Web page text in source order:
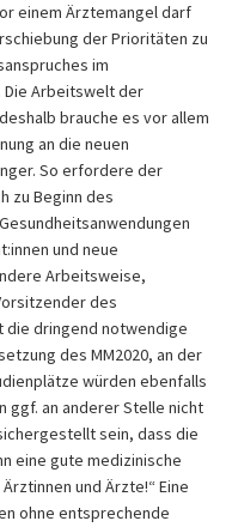
einem Ärztemangel darf
der Prioritäten zu
im
Die Arbeitswelt der
brauche es vor allem
an die neuen
So erfordere der
zu Beginn des
und neue
Arbeitsweise,
des
die dringend notwendige
des MM2020, an der
würden ebenfalls
ggf. an anderer Stelle nicht
sein, dass die
eine gute medizinische
und Ärzte!“ Eine
ohne entsprechende